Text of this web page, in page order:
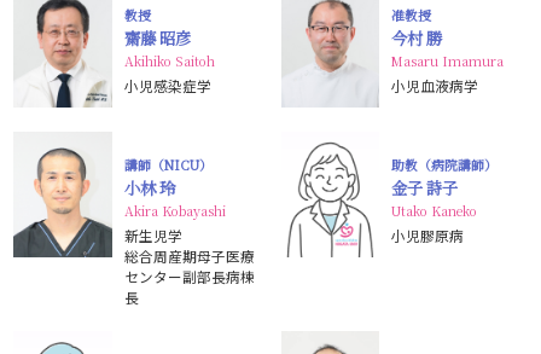
教授
齋藤 昭彦
Akihiko Saitoh
小児感染症学
准教授
今村 勝
Masaru Imamura
小児血液病学
講師（NICU）
小林 玲
Akira Kobayashi
新生児学
総合周産期母子医療
センター副部長病棟
長
助教（病院講師）
金子 詩子
Utako Kaneko
小児膠原病